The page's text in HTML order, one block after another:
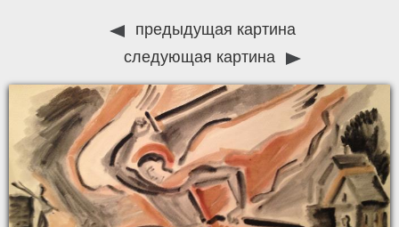
предыдущая картина
следующая картина